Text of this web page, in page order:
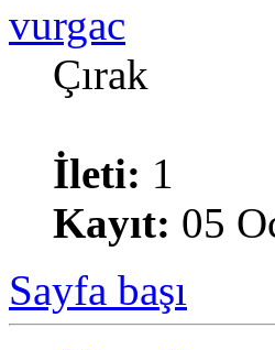
vurgac
Çırak
İleti: 1
Kayıt: 05
Sayfa başı